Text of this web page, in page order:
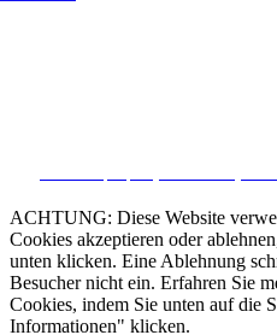
ACHTUNG: Diese Website
Cookies akzeptieren oder
unten klicken. Eine Ablehnung
Besucher nicht ein. Erfahren Sie
Cookies, indem Sie unten auf die
Informationen" klicken.